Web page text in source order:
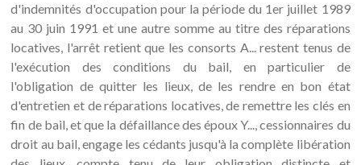
d'indemnités d'occupation pour la période du 1er juillet 1989
au 30 juin 1991 et une autre somme au titre des réparations
locatives, l'arrêt retient que les consorts A... restent tenus de
l'exécution des conditions du bail, en particulier de
l'obligation de quitter les lieux, de les rendre en bon état
d'entretien et de réparations locatives, de remettre les clés en
fin de bail, et que la défaillance des époux Y..., cessionnaires du
droit au bail, engage les cédants jusqu'à la complète libération